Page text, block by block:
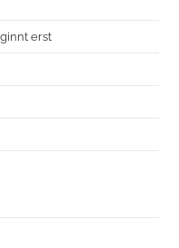
erst